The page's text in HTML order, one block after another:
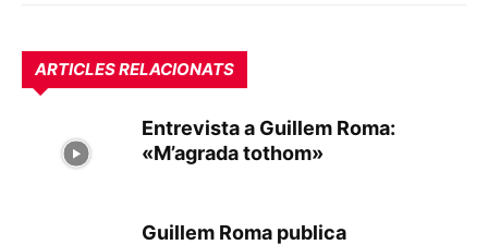
ARTICLES RELACIONATS
Entrevista a Guillem Roma:
«M’agrada tothom»
Guillem Roma publica